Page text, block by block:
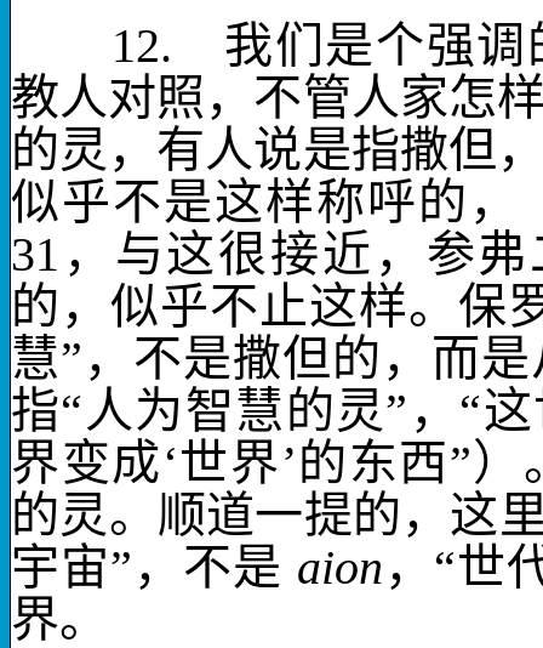
12.
我们 是个强调
教人对照，不管人家怎
的灵 ，有人说是指撒但
似乎不是这样称呼的，
31 ，与这很接近，参弗
的，似乎不止这样。保
慧”，不是撒但的，而
指“人为智慧的灵”，“
界变成‘世界’的东西”
的灵。顺道一提的，这
宇宙”，不是 aion，“世
界。